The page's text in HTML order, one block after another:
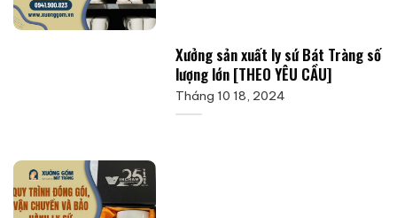
Xưởng sản xuất ly sứ Bát Tràng số
lượng lớn [THEO YÊU CẦU]
Tháng 10 18, 2024